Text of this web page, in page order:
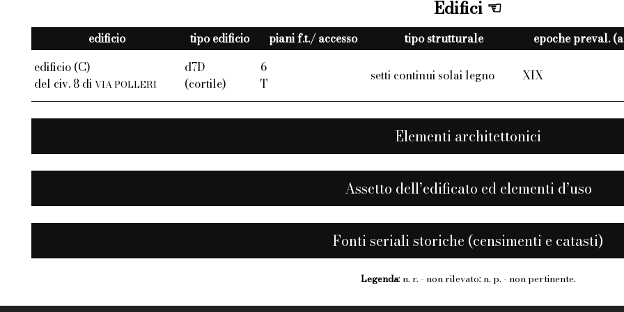
Edifici
edificio tipo edificio piani f.t./ accesso tipo strutturale
epoche preval.
edificio (C)
del civ. 8 di VIA POLLERI
d7D
(cortile)
6
T
setti continui solai legno XIX
Elementi architettonici
Assetto dell’edificato ed elementi d’uso
Fonti seriali storiche (censimenti e catasti)
Legenda: n. r. - non rilevato; n. p. - non pertinente.